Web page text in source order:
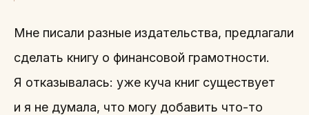
Мне писали разные издательства, предлагали
сделать книгу о финансовой грамотности.
Я отказывалась: уже куча книг существует
и я не думала, что могу добавить что-то